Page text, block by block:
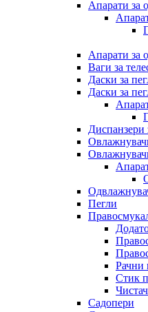
Апарати за
Апарати за
Ваги за
Даски за
Даски за
Диспанзери
Пегли
Рачни
Стик
Садопери